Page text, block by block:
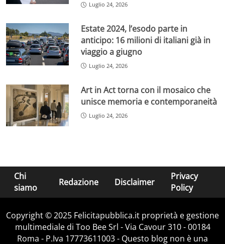
Luglio 24, 2026
Estate 2024, l’esodo parte in
anticipo: 16 milioni di italiani già in
viaggio a giugno
Luglio 24, 2026
Art in Act torna con il mosaico che
unisce memoria e contemporaneità
Luglio 24, 2026
Chi
siamo
Redazione Disclaimer
Privacy
Policy
Copyright © 2025 Felicitapubblica.it proprietà e gestione
multimediale di Too Bee Srl - Via Cavour 310 - 00184
Roma - P.Iva 17773611003 - Questo blog non è una